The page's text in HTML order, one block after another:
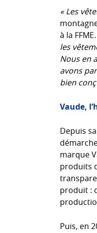
« Les
à la FFME
les
Nous en
avons
bien
Vaude,
Depuis
marque
produits
produit :
Puis, en